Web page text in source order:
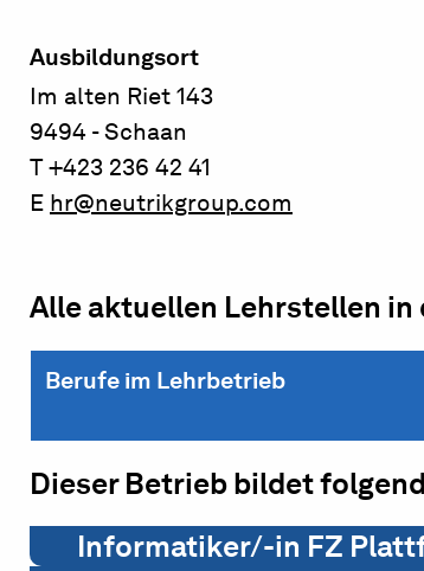
Ausbildungsort
Im alten Riet 143
9494 - Schaan
T +423 236 42 41
E hr@neutrikgroup.com
Alle aktuellen Lehrstellen in
Berufe im Lehrbetrieb
Dieser Betrieb bildet
Informatiker/-in FZ